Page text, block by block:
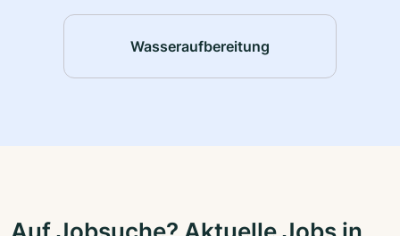
Wasseraufbereitung